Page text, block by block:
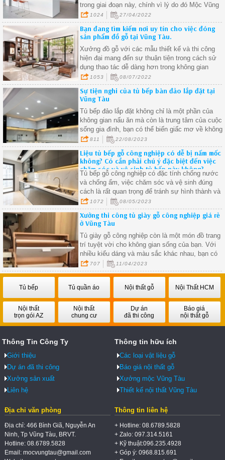
trong giai đoạn này, chính vì lý do đó Mộc Vũng
Tàu đã nắm bắt được xu hướng nên chúng tôi
sẵn sàng lên thiết kế và thi công nội thất phòng
bếp cho quý khách.
1024 27/04/2022
Bạn đang tìm kiếm nơi uy tín cho việc đóng
sản phẩm đồ gỗ tại Vũng Tàu.
Xưởng đồ gỗ với các mẫu thiết kế và thi công
hiện đại mang đến sự thuận tiện trong cách sử
dụng thao tác dễ dàng hơn trong không gian
sống.1053 08/07/2022
Sự tiện nghi của tủ bếp bàn đảo lắp đặt tại
Vũng Tàu
Tủ bếp đảo lắp đặt không chỉ là một phần của
không gian nấu ăn mà còn là trung tâm của cuộc
sống gia đình, bạn có thể biến giấc mơ về không
gian bếp hoàn hảo thành hiện thực
811 22/08/2023
Liệu tủ bếp gỗ công nghiệp có dễ bị nấm mốc
không? Có cần phải chú ý đặc biệt đến việc
chăm sóc và vệ sinh tủ bếp này không?
Tủ bếp gỗ công nghiệp có đặc tính chống nước
và chống ẩm, việc chăm sóc và vệ sinh đúng
cách là rất quan trọng để tránh sự hình thành và
phát triển của nấm mốc
1072 08/05/2023
Xưởng thi công tủ giày gỗ công nghiệp giá rẻ
ở Vũng Tàu
Tủ giày gỗ công nghiệp còn là một món đồ trang
trí tuyệt vời cho không gian sống của bạn. Với
nhiều kiểu dáng và màu sắc khác nhau, bạn có
thể chọn một sản phẩm phù hợp với phong cách
nội thất của nhà bạn
707 11/04/2023
Tủ bếp Tủ quần áo Nội thất gỗ Nội Thất HCM
Nội thất
trọn gói AZ
Nội thất
chung cư
Dự án
đã thi công
Báo giá
nội thất gỗ
Thông Tin Công Ty
Giới thiệu
Dự án đã thi công
Xưởng sản xuất
Liên hệ
Thông tin hữu ích
Các loại vật liệu gỗ
Báo giá nội thất gỗ
Xưởng mộc Vũng Tàu
Thiết kế nội thất Vũng Tàu
Địa chỉ văn phòng
Địa chỉ: 466 Bình Giã, Nguyễn An
Ninh, Tp Vũng Tàu, BRVT.
Hotline: 08.6789.5828
Email: mocvungtau@gmail.com
Thông tin liên hệ
+ Hotline: 08.6789.5828
+ Zalo: 097.314.5161
+ Kỹ thuật:096.235.4928
+ Góp ý: 0968.815.691